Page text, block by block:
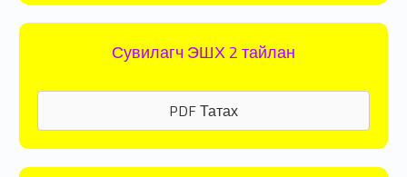
Сувилагч ЭШХ 2 тайлан
PDF Татах